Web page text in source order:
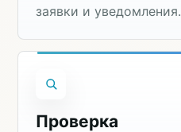
заявки и уведомления.
Проверка